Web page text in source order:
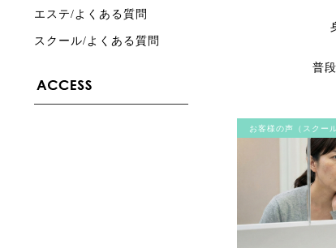
エステ/よくある質問
スクール/よくある質問
普
お客様の声（スクール